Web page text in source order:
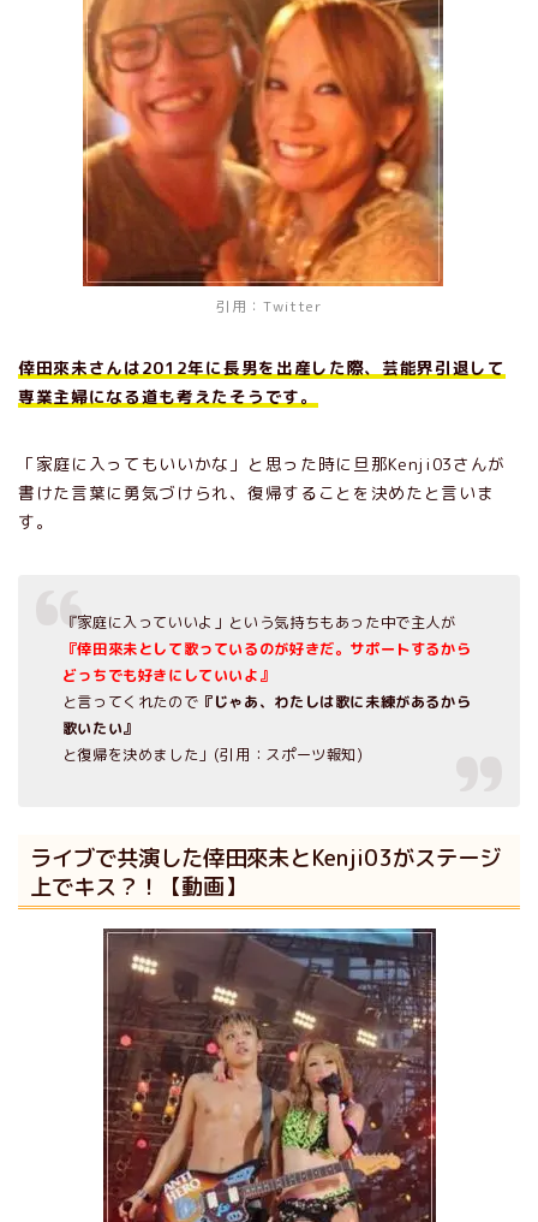
引用：Twitter
倖田來未さんは2012年に長男を出産した際、芸能界引退して
専業主婦になる道も考えたそうです。
「家庭に入ってもいいかな」と思った時に旦那Kenji03さんが
書けた言葉に勇気づけられ、復帰することを決めたと言いま
す。
『家庭に入っていいよ」という気持ちもあった中で主人が
『倖田來未として歌っているのが好きだ。サポートするから
どっちでも好きにしていいよ』
と言ってくれたので 『じゃあ、わたしは歌に未練があるから
歌いたい』
と復帰を決めました」(引用：スポーツ報知)
ライブで共演した倖田來未とKenji03がステージ
上でキス？！【動画】